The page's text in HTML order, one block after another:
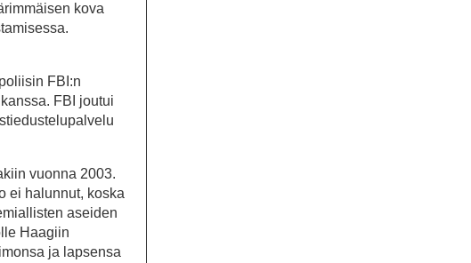
kova
FBI:n
FBI joutui
vuonna 2003.
ei halunnut, koska
aseiden
Haagiin
ja lapsensa